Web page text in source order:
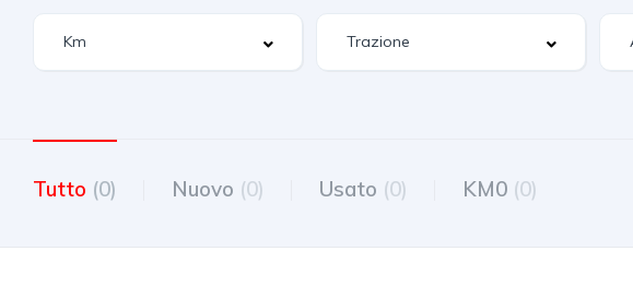
Tutto (0) Nuovo (0) Usato (0) KM0 (0)